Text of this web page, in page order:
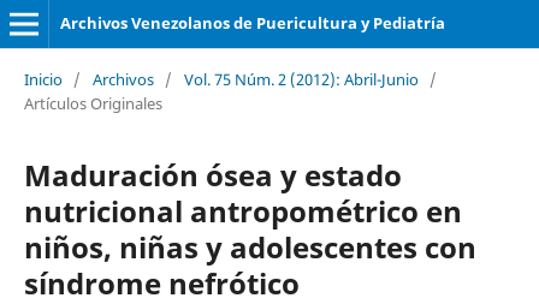
Archivos Venezolanos de Puericultura y Pediatría
Inicio / Archivos / Vol. 75 Núm. 2 (2012): Abril-Junio /
Artículos Originales
Maduración ósea y estado
nutricional antropométrico en
niños, niñas y adolescentes con
síndrome nefrótico